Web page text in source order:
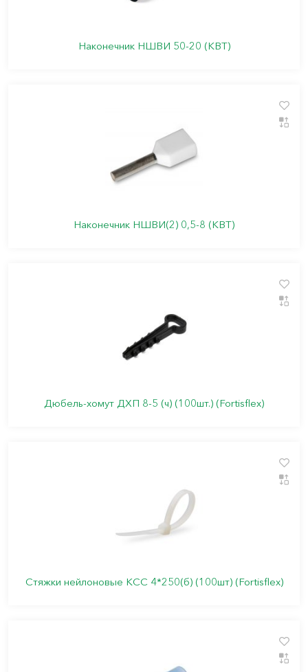
Наконечник НШВИ 50-20 (КВТ)
Наконечник НШВИ(2) 0,5-8 (КВТ)
Дюбель-хомут ДХП 8-5 (ч) (100шт.) (Fortisflex)
Стяжки нейлоновые КСС 4*250(б) (100шт) (Fortisflex)